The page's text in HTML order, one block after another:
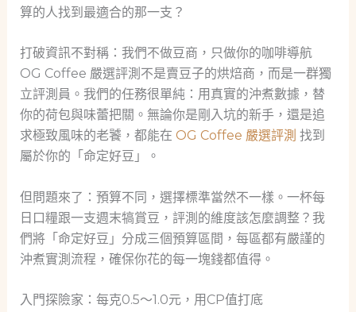
算的人找到最適合的那一支？
打破資訊不對稱：我們不做豆商，只做你的咖啡導航
OG Coffee 嚴選評測不是賣豆子的烘焙商，而是一群獨
立評測員。我們的任務很單純：用真實的沖煮數據，替
你的荷包與味蕾把關。無論你是剛入坑的新手，還是追
求極致風味的老饕，都能在 OG Coffee 嚴選評測 找到
屬於你的「命定好豆」。
但問題來了：預算不同，選擇標準當然不一樣。一杯每
日口糧跟一支週末犒賞豆，評測的維度該怎麼調整？我
們將「命定好豆」分成三個預算區間，每區都有嚴謹的
沖煮實測流程，確保你花的每一塊錢都值得。
入門探險家：每克0.5～1.0元，用CP值打底